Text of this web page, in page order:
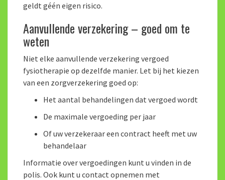
geldt géén eigen risico.
Aanvullende verzekering – goed om te
weten
Niet elke aanvullende verzekering vergoed
fysiotherapie op dezelfde manier. Let bij het kiezen
van een zorgverzekering goed op:
Het aantal behandelingen dat vergoed wordt
De maximale vergoeding per jaar
Of uw verzekeraar een contract heeft met uw
behandelaar
Informatie over vergoedingen kunt u vinden in de
polis. Ook kunt u contact opnemen met